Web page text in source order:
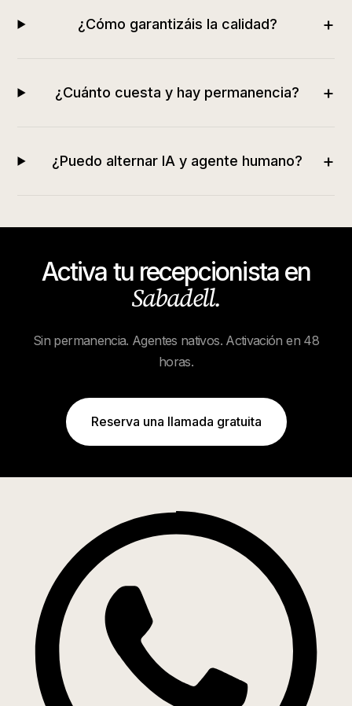
¿Cómo garantizáis la calidad? +
¿Cuánto cuesta y hay permanencia? +
¿Puedo alternar IA y agente humano? +
Activa tu recepcionista en
Sabadell.
Sin permanencia. Agentes nativos. Activación en 48
horas.
Reserva una llamada gratuita